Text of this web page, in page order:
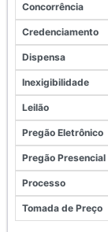
Concorrência
Credenciamento
Dispensa
Inexigibilidade
Leilão
Pregão Eletrônico
Pregão Presencial
Processo
Tomada de Preço